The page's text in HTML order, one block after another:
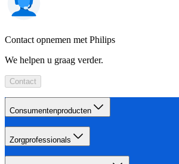
Contact opnemen met Philips
We helpen u graag verder.
Contact
Consumentenproducten
Zorgprofessionals